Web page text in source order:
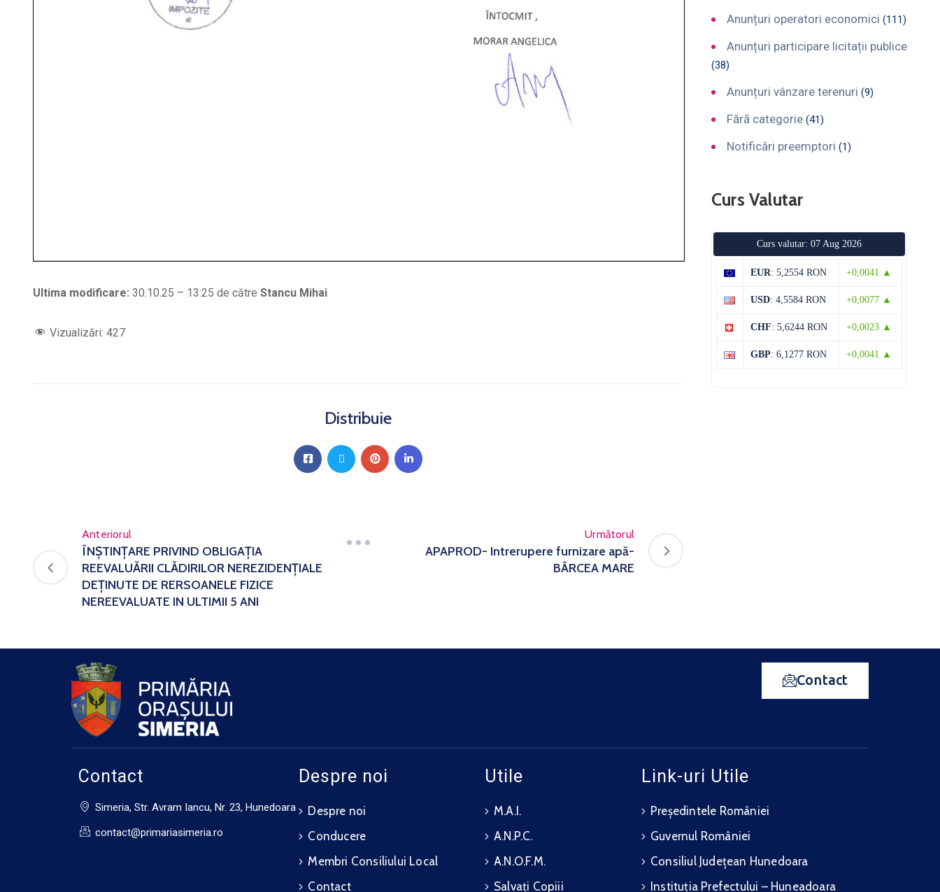
Ultima modificare: 30.10.25 – 13:25 de către Stancu Mihai
Vizualizări: 427
Distribuie
Anteriorul
ÎNŞTINŢARE PRIVIND OBLIGAŢIA
REEVALUĂRII CLĂDIRILOR NEREZIDENŢIALE
DEŢINUTE DE RERSOANELE FIZICE
NEREEVALUATE IN ULTIMII 5 ANI
Următorul
APAPROD- Intrerupere furnizare apă-
BÂRCEA MARE
Anunțuri operatori economici (111)
Anunțuri participare licitații publice
(38)
Anunțuri vânzare terenuri (9)
Fără categorie (41)
Notificări preemptori (1)
Curs Valutar
Curs valutar: 07 Aug 2026
EUR: 5,2554 RON +0,0041 ▲
USD: 4,5584 RON +0,0077 ▲
CHF: 5,6244 RON +0,0023 ▲
GBP: 6,1277 RON +0,0041 ▲
Contact
Contact
Simeria, Str. Avram Iancu, Nr. 23, Hunedoara
contact@primariasimeria.ro
Despre noi
Despre noi
Conducere
Membri Consiliului Local
Contact
Utile
M.A.I.
A.N.P.C.
A.N.O.F.M.
Salvați Copiii
Link-uri Utile
Președintele României
Guvernul României
Consiliul Județean Hunedoara
Instituția Prefectului – Huneadoara